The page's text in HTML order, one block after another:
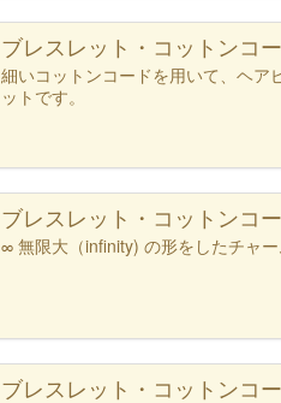
ブレスレット・コットンコ
細いコットンコードを用いて、ヘア
ットです。
ブレスレット・コットンコ
∞ 無限大（infinity) の形をしたチャ
ブレスレット・コットンコ